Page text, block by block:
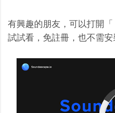
有興趣的朋友，可以打開「
試試看，免註冊，也不需安